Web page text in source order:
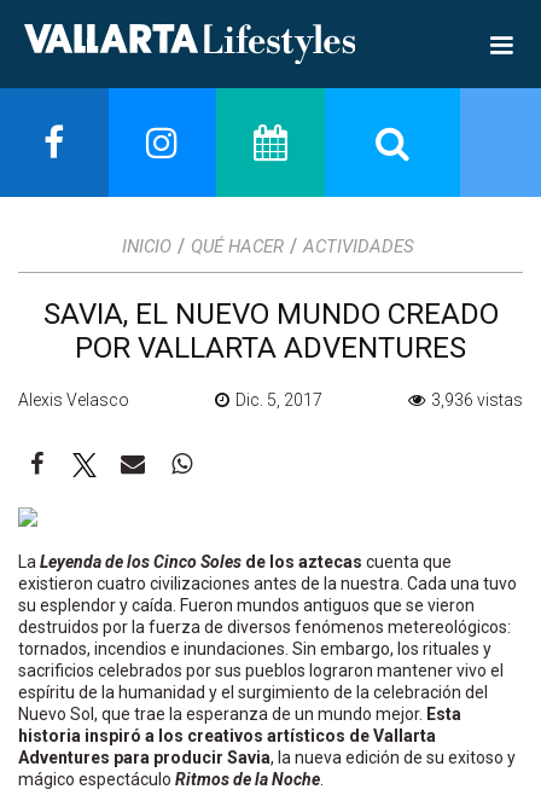
INICIO / QUÉ HACER / ACTIVIDADES
SAVIA, EL NUEVO MUNDO CREADO
POR VALLARTA ADVENTURES
Alexis Velasco Dic. 5, 2017 3,936 vistas
La Leyenda de los Cinco Soles de los aztecas cuenta que
existieron cuatro civilizaciones antes de la nuestra. Cada una tuvo
su esplendor y caída. Fueron mundos antiguos que se vieron
destruidos por la fuerza de diversos fenómenos metereológicos:
tornados, incendios e inundaciones. Sin embargo, los rituales y
sacrificios celebrados por sus pueblos lograron mantener vivo el
espíritu de la humanidad y el surgimiento de la celebración del
Nuevo Sol, que trae la esperanza de un mundo mejor. Esta
historia inspiró a los creativos artísticos de Vallarta
Adventures para producir Savia, la nueva edición de su exitoso y
mágico espectáculo Ritmos de la Noche